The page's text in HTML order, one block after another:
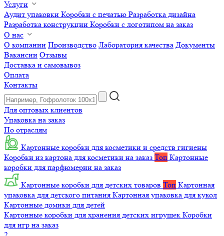
Услуги
Аудит упаковки Коробки с печатью Разработка дизайна
Разработка конструкции Коробки с логотипом на заказ
О нас
О компании Производство Лаборатория качества Документы
Вакансии Отзывы
Доставка и самовывоз
Оплата
Контакты
Для оптовых клиентов
Упаковка на заказ
По отраслям
Картонные коробки для косметики и средств гигиены
Коробки из картона для косметики на заказ Топ Картонные
коробки для парфюмерии на заказ
Картонные коробки для детских товаров Топ Картонная
упаковка для детского питания Картонная упаковка для кукол
Картонные домики для детей
Картонные коробки для хранения детских игрушек Коробки
для игр на заказ